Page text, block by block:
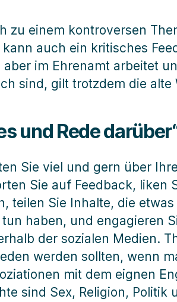
zu einem kontroversen
auch ein kritisches
aber im Ehrenamt arbeitet
sind, gilt trotzdem die alte
und Rede
Sie viel und gern über
Sie auf Feedback, liken
teilen Sie Inhalte, die
haben, und engagieren
der sozialen Medien.
werden sollten, wenn
mit dem eignen
sind Sex, Religion, Politik